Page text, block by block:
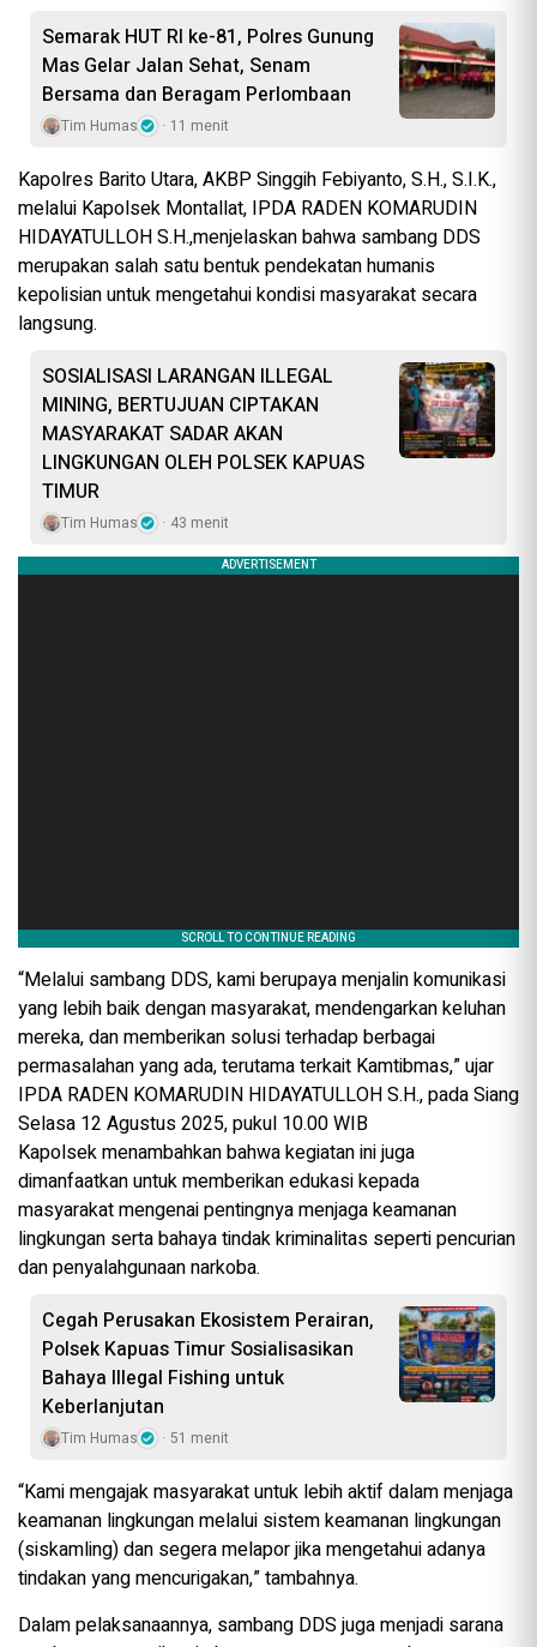
Semarak HUT RI ke-81, Polres Gunung
Mas Gelar Jalan Sehat, Senam
Bersama dan Beragam Perlombaan
Tim Humas 11 menit
Kapolres Barito Utara, AKBP Singgih Febiyanto, S.H., S.I.K.,
melalui Kapolsek Montallat, IPDA RADEN KOMARUDIN
HIDAYATULLOH S.H.,menjelaskan bahwa sambang DDS
merupakan salah satu bentuk pendekatan humanis
kepolisian untuk mengetahui kondisi masyarakat secara
langsung.
SOSIALISASI LARANGAN ILLEGAL
MINING, BERTUJUAN CIPTAKAN
MASYARAKAT SADAR AKAN
LINGKUNGAN OLEH POLSEK KAPUAS
TIMUR
Tim Humas 43 menit
“Melalui sambang DDS, kami berupaya menjalin komunikasi
yang lebih baik dengan masyarakat, mendengarkan keluhan
mereka, dan memberikan solusi terhadap berbagai
permasalahan yang ada, terutama terkait Kamtibmas,” ujar
IPDA RADEN KOMARUDIN HIDAYATULLOH S.H., pada Siang
Selasa 12 Agustus 2025, pukul 10.00 WIB
Kapolsek menambahkan bahwa kegiatan ini juga
dimanfaatkan untuk memberikan edukasi kepada
masyarakat mengenai pentingnya menjaga keamanan
lingkungan serta bahaya tindak kriminalitas seperti pencurian
dan penyalahgunaan narkoba.
Cegah Perusakan Ekosistem Perairan,
Polsek Kapuas Timur Sosialisasikan
Bahaya Illegal Fishing untuk
Keberlanjutan
Tim Humas 51 menit
“Kami mengajak masyarakat untuk lebih aktif dalam menjaga
keamanan lingkungan melalui sistem keamanan lingkungan
(siskamling) dan segera melapor jika mengetahui adanya
tindakan yang mencurigakan,” tambahnya.
Dalam pelaksanaannya, sambang DDS juga menjadi sarana